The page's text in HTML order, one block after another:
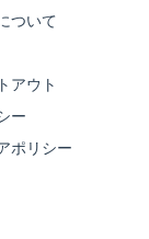
ついて
アウト
ー
ポリシー